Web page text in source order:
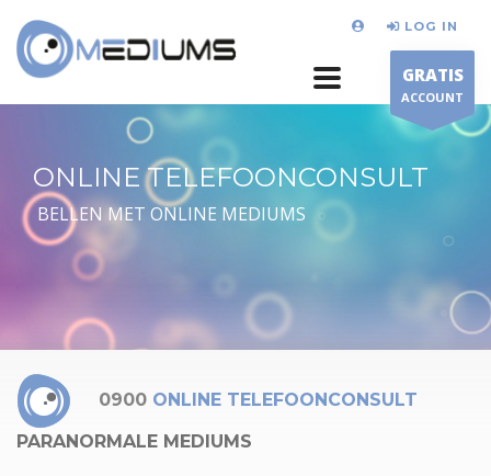
LOG IN
GRATIS
ACCOUNT
ONLINE TELEFOONCONSULT
BELLEN MET ONLINE MEDIUMS
0900 ONLINE TELEFOONCONSULT
PARANORMALE MEDIUMS